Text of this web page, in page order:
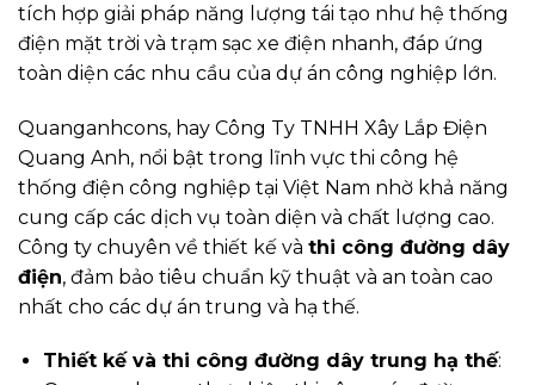
tích hợp giải pháp năng lượng tái tạo như hệ thống
điện mặt trời và trạm sạc xe điện nhanh, đáp ứng
toàn diện các nhu cầu của dự án công nghiệp lớn.
Quanganhcons, hay Công Ty TNHH Xây Lắp Điện
Quang Anh, nổi bật trong lĩnh vực thi công hệ
thống điện công nghiệp tại Việt Nam nhờ khả năng
cung cấp các dịch vụ toàn diện và chất lượng cao.
Công ty chuyên về thiết kế và thi công đường dây
điện, đảm bảo tiêu chuẩn kỹ thuật và an toàn cao
nhất cho các dự án trung và hạ thế.
Thiết kế và thi công đường dây trung hạ thế: